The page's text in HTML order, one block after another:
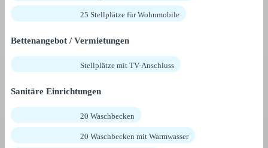
25 Stellplätze für Wohnmobile
Bettenangebot / Vermietungen
Stellplätze mit TV-Anschluss
Sanitäre Einrichtungen
20 Waschbecken
20 Waschbecken mit Warmwasser